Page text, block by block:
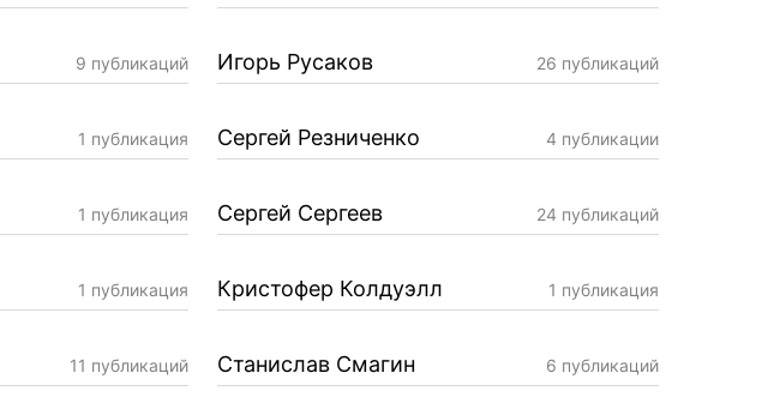
9 публикаций Игорь Русаков 26 публикаций
1 публикация Сергей Резниченко 4 публикации
1 публикация Сергей Сергеев 24 публикаций
1 публикация Кристофер Колдуэлл 1 публикация
11 публикаций Станислав Смагин 6 публикаций